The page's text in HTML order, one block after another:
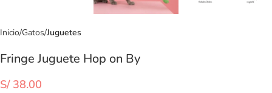
Inicio Gatos Juguetes
Fringe Juguete Hop on By
S/38.00